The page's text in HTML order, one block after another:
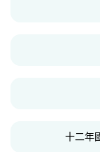
十二年